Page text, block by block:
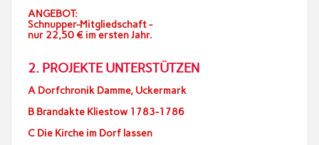
ANGEBOT:
Schnupper-Mitgliedschaft -
nur 22,50 € im ersten Jahr.
2. PROJEKTE UNTERSTÜTZEN
A Dorfchronik Damme, Uckermark
B Brandakte Kliestow 1783-1786
C Die Kirche im Dorf lassen